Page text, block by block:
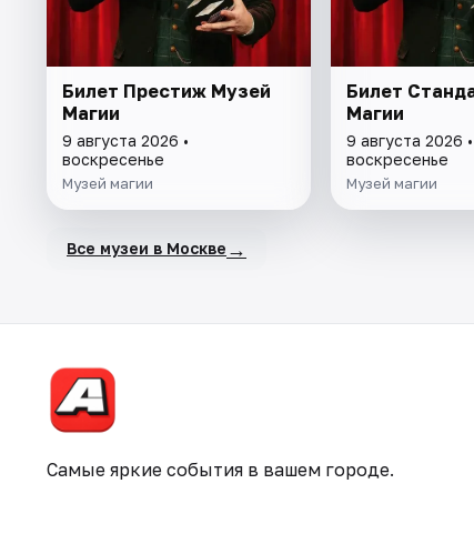
Билет Престиж Музей
Магии
9 августа 2026 •
воскресенье
Музей магии
Билет
Магии
9 августа 2026 •
воскресенье
Музей магии
Все музеи в Москве →
Самые яркие события в вашем городе.